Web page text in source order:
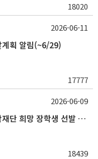
18020
계획 알림(~6/29)
17777
2026-06-11
★기한연장★2026-2학기 롯데장학재단 희망 장학생 선발 안내(~6/15
18439
2026-06-09